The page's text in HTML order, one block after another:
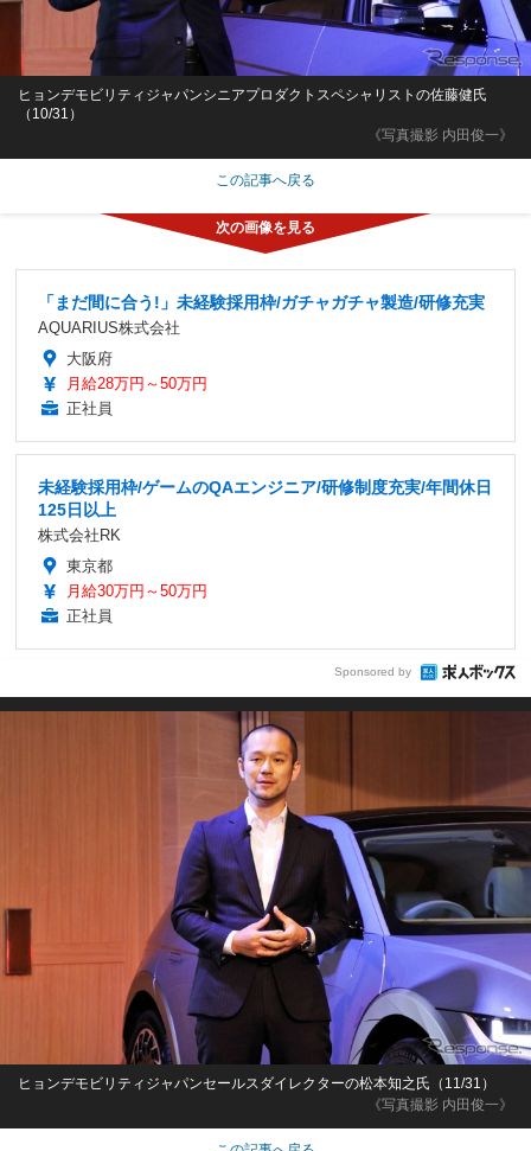
《写真撮影 内田俊一》
ヒョンデモビリティジャパンシニアプロダクトスペシャリストの佐藤健氏
（10/31）
この記事へ戻る
「まだ間に合う!」未経験採用枠/ガチャガチャ製造/研修充実
AQUARIUS株式会社
大阪府
月給28万円～50万円
正社員
未経験採用枠/ゲームのQAエンジニア/研修制度充実/年間休日
125日以上
株式会社RK
東京都
月給30万円～50万円
正社員
Sponsored by
《写真撮影 内田俊一》
ヒョンデモビリティジャパンセールスダイレクターの松本知之氏（11/31）